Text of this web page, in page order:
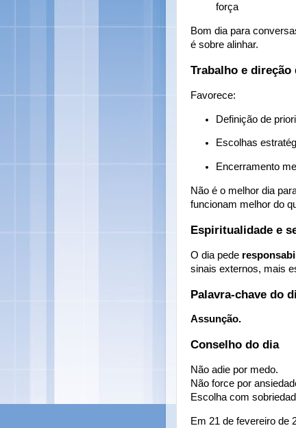
força
Bom dia para
é sobre alinhar.
Trabalho e direção
Favorece:
Definição de
Escolhas
Encerramento
Não é o melhor dia
funcionam melhor do
Espiritualidade e
O dia pede
sinais externos, mais
Palavra-chave do
Assunção.
Conselho do dia
Não adie por medo.
Não force por
Escolha com
Em 21 de fevereiro de